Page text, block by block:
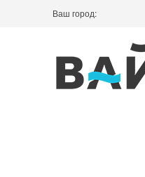
Ваш город: